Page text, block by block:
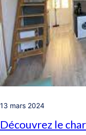
13 mars 2024
Découvrez le